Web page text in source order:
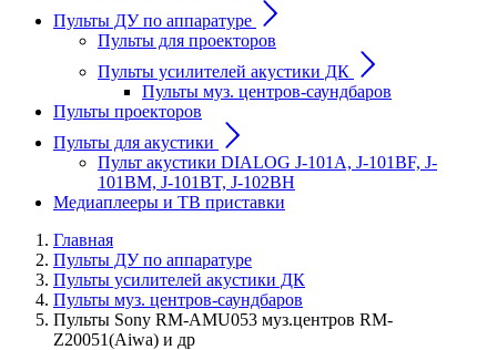
Пульты ДУ по аппаратуре
Пульты для проекторов
Пульты усилителей акустики ДК
Пульты муз. центров-саундбаров
Пульты проекторов
Пульты для акустики
Пульт акустики DIALOG J-101A, J-101BF, J-
101BM, J-101BT, J-102BH
Медиаплееры и ТВ приставки
Главная
Пульты ДУ по аппаратуре
Пульты усилителей акустики ДК
Пульты муз. центров-саундбаров
Пульты Sony RM-AMU053 муз.центров RM-
Z20051(Aiwa) и др